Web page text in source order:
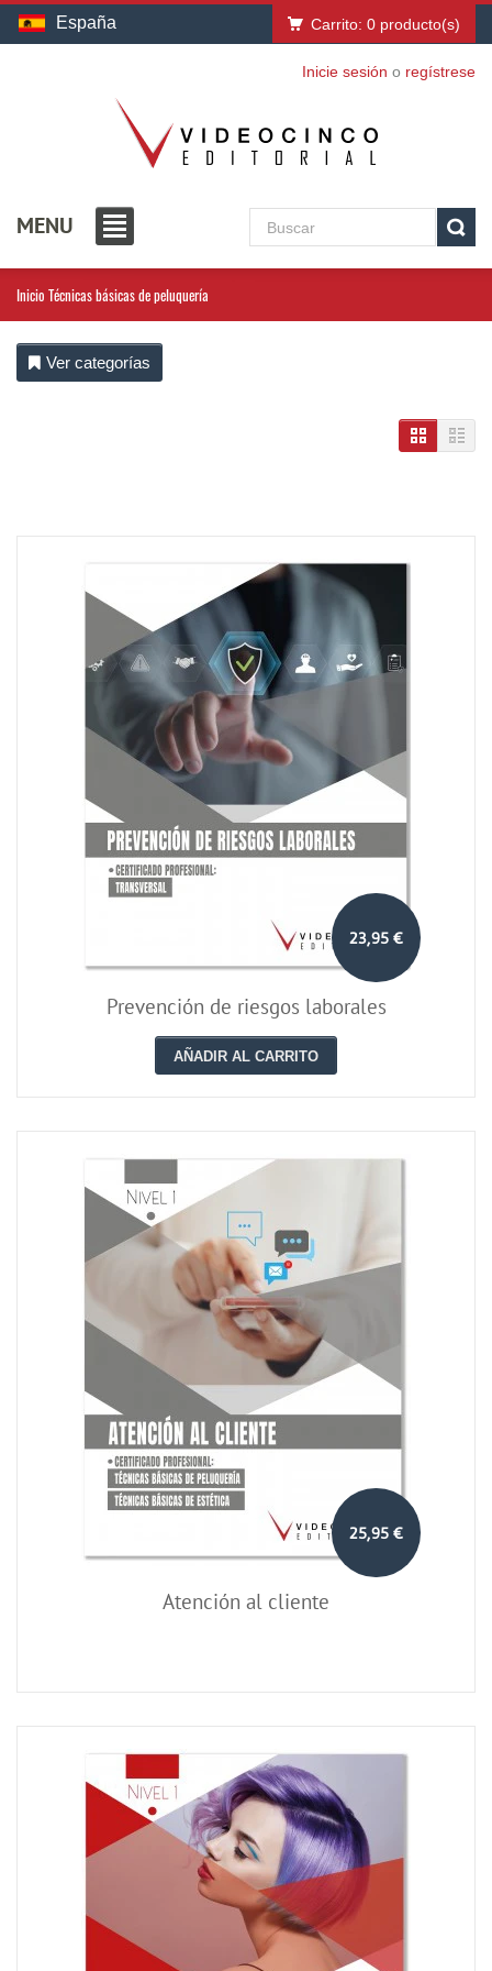
España Carrito: 0 producto(s)
Inicie sesión o regístrese
MENU
Inicio Técnicas básicas de peluquería
Ver categorías
23,95 €
Prevención de riesgos laborales
AÑADIR AL CARRITO
25,95 €
Atención al cliente